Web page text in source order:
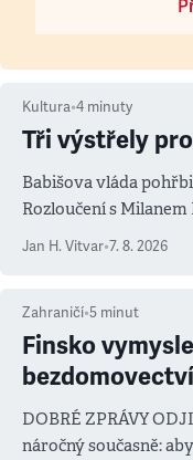
Kultura•4 minuty
Tři výstřely
Babišova vláda
Rozloučení s
salvy i kritika
Jan H. Vitvar•7. 8. 2026
Zahraničí•5 minut
Finsko
bezdomovectví
DOBRÉ ZPRÁVY
náročný současně: